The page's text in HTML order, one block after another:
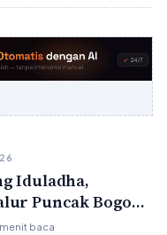
Iduladha,
Puncak Bogor
Weekend
baca